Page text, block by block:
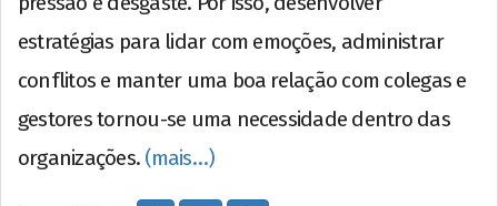
estratégias para lidar com emoções, administrar
conflitos e manter uma boa relação com colegas e
gestores tornou-se uma necessidade dentro das
organizações. (mais…)